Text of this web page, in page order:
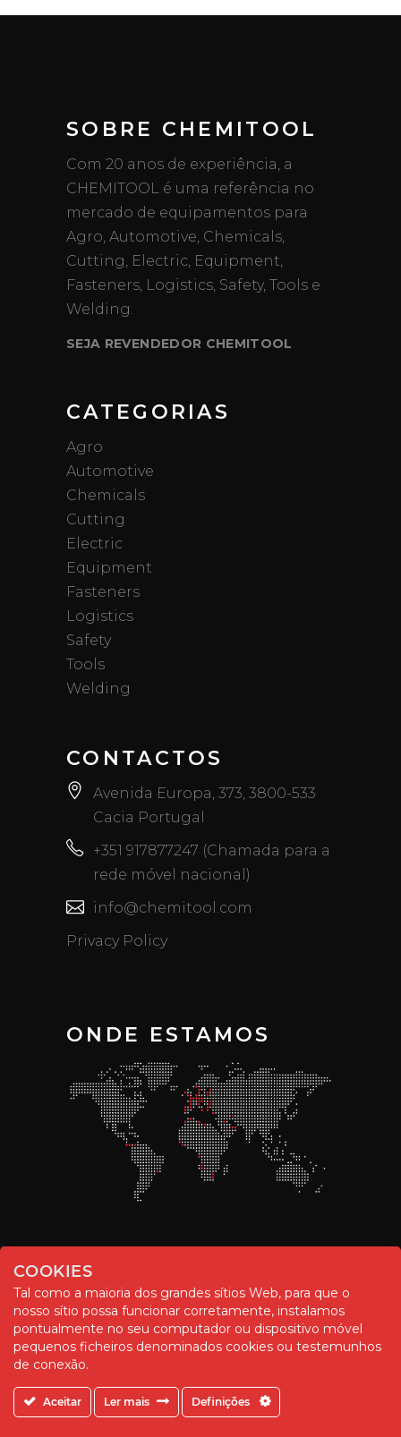
SOBRE CHEMITOOL
Com 20 anos de experiência, a
CHEMITOOL é uma referência no
mercado de equipamentos para
Agro, Automotive, Chemicals,
Cutting, Electric, Equipment,
Fasteners, Logistics, Safety, Tools e
Welding.
SEJA REVENDEDOR CHEMITOOL
CATEGORIAS
Agro
Automotive
Chemicals
Cutting
Electric
Equipment
Fasteners
Logistics
Safety
Tools
Welding
CONTACTOS
Avenida Europa, 373, 3800-533
Cacia Portugal
+351 917877247 (Chamada para a
rede móvel nacional)
info@chemitool.com
Privacy Policy
ONDE ESTAMOS
© Chemitool – 2020. All rights reserved.
COOKIES
Tal como a maioria dos grandes sítios Web, para que o
nosso sítio possa funcionar corretamente, instalamos
pontualmente no seu computador ou dispositivo móvel
pequenos ficheiros denominados cookies ou testemunhos
de conexão.
Aceitar Ler mais Definições